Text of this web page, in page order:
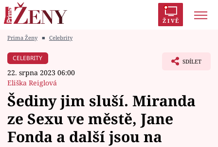
ŽIVĚ
Módní alarm
Témata
Prima Ženy ■ Celebrity
CELEBRITY
22. srpna 2023 06:00
Eliška Reiglová
SDÍLET
Šediny jim sluší. Miranda
ze Sexu ve městě, Jane
Fonda a další jsou na